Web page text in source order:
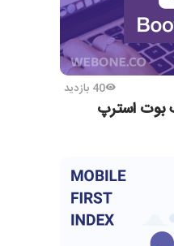
40 بازدید
بوت استرپ